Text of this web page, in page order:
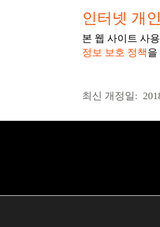
인터넷 개
본 웹 사이트 사
정보 보호 정책을
최신 개정일: